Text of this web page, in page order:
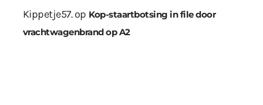
Kippetje57.op Kop-staartbotsing in file door
vrachtwagenbrand op A2